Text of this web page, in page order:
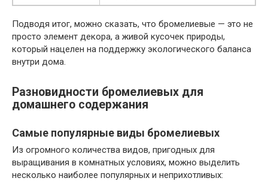
Подводя итог, можно сказать, что бромелиевые — это не
просто элемент декора, а живой кусочек природы,
который нацелен на поддержку экологического баланса
внутри дома.
Разновидности бромелиевых для
домашнего содержания
Самые популярные виды бромелиевых
Из огромного количества видов, пригодных для
выращивания в комнатных условиях, можно выделить
несколько наиболее популярных и неприхотливых: